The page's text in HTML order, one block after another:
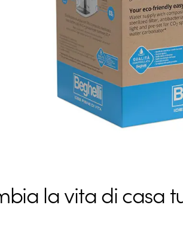
la vita di casa